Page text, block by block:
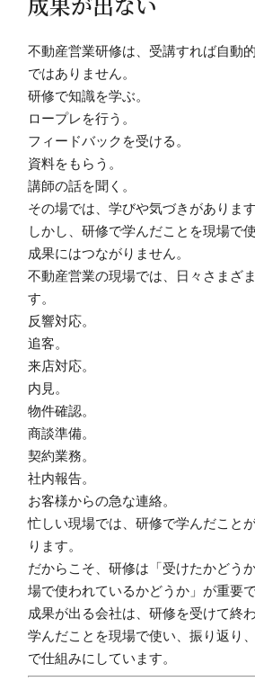
不動産営業研修は、受講すれば自動
ではありません。
研修で知識を学ぶ。
ロープレを行う。
フィードバックを受ける。
資料をもらう。
講師の話を聞く。
その場では、学びや気づきがあります
しかし、研修で学んだことを現場で
成果にはつながりません。
不動産営業の現場では、日々さまざ
す。
反響対応。
追客。
来店対応。
内見。
物件確認。
商談準備。
契約業務。
社内報告。
お客様からの急な連絡。
忙しい現場では、研修で学んだこと
ります。
だからこそ、研修は「受けたかどう
場で使われているかどうか」が重要で
成果が出る会社は、研修を受けて終
学んだことを現場で使い、振り返り
で仕組みにしています。